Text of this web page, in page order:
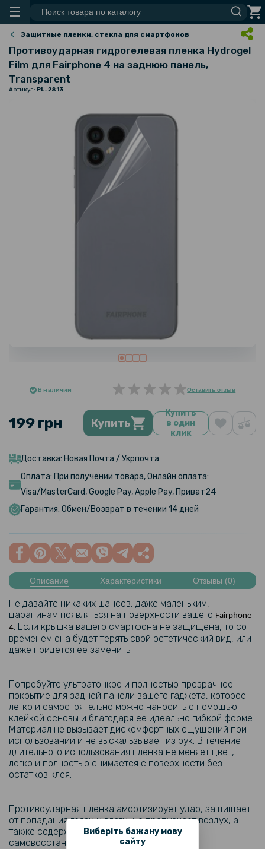
Виберіть бажану мову
сайту
Защитные пленки, стекла для смартфонов
Противоударная гидрогелевая пленка Hydrogel
Film для Fairphone 4 на заднюю панель,
Transparent
Артикул: PL-2813
В наличии Оставить отзыв
199 грн Купить
Купить
в один
клик
Доставка: Новая Почта / Укрпочта
Оплата: При получении товара, Онлайн оплата:
Visa/MasterCard, Google Pay, Apple Pay, Приват24
Гарантия: Обмен/Возврат в течении 14 дней
Описание Характеристики Отзывы (0)
Не давайте никаких шансов, даже маленьким,
царапинам появляться на поверхности вашего Fairphone
4. Если крышка вашего смартфона не защищена, то со
временем она будет терять свой эстетический вид, или
даже придется ее заменить.
Попробуйте ультратонкое и полностью прозрачное
покрытие для задней панели вашего гаджета, которое
легко и самостоятельно можно наносить с помощью
клейкой основы и благодаря ее идеально гибкой форме.
Материал не вызывает дискомфортных ощущений при
использовании и не выскальзывает из рук. В течение
длительного использования пленка не меняет цвет,
легко и полностью снимается с поверхности без
остатков клея.
Противоударная пленка амортизирует удар, защищает
от попадания грязи и влаги, не пропускает воздух, а
также содержит уникальную способность к
самовосстановлению от мелких царапин.